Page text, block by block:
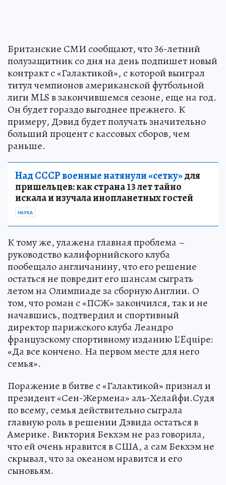
Британские СМИ сообщают, что 36-летний
полузащитник со дня на день подпишет новый
контракт с «Галактикой», с которой выиграл
титул чемпионов американской футбольной
лиги MLS в закончившемся сезоне, еще на год.
Он будет гораздо выгоднее прежнего. К
примеру, Дэвид будет получать значительно
больший процент с кассовых сборов, чем
раньше.
Над СССР военные натянули «сетку»для
пришельцев: как страна 13 лет тайно
искала и изучала инопланетных гостей
НАУКА
К тому же, улажена главная проблема –
руководство калифорнийского клуба
пообещало англичанину, что его решение
остаться не повредит его шансам сыграть
летом на Олимпиаде за сборную Англии. О
том, что роман с «ПСЖ» закончился, так и не
начавшись, подтвердил и спортивный
директор парижского клуба Леандро
французскому спортивному изданию L'Equipe:
«Да все кончено. На первом месте для него
семья».
Поражение в битве с «Галактикой» признал и
президент «Сен-Жермена» аль-Хелайфи.Судя
по всему, семья действительно сыграла
главную роль в решении Дэвида остаться в
Америке. Виктория Бекхэм не раз говорила,
что ей очень нравится в США, а сам Бекхэм не
скрывал, что за океаном нравится и его
сыновьям.